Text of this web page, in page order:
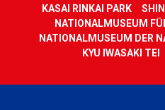
KASAI RINKAI PARK
NATIONALMUSEUM
NATIONALMUSEUM DER
KYU IWASAKI TEI